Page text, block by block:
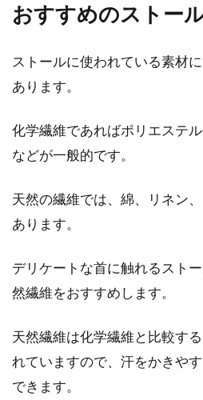
おすすめのストー
ストールに使われている素材
あります。
化学繊維であればポリエステ
などが一般的です。
天然の繊維では、綿、リネン
あります。
デリケートな首に触れるスト
然繊維をおすすめします。
天然繊維は化学繊維と比較す
れていますので、汗をかきや
できます。